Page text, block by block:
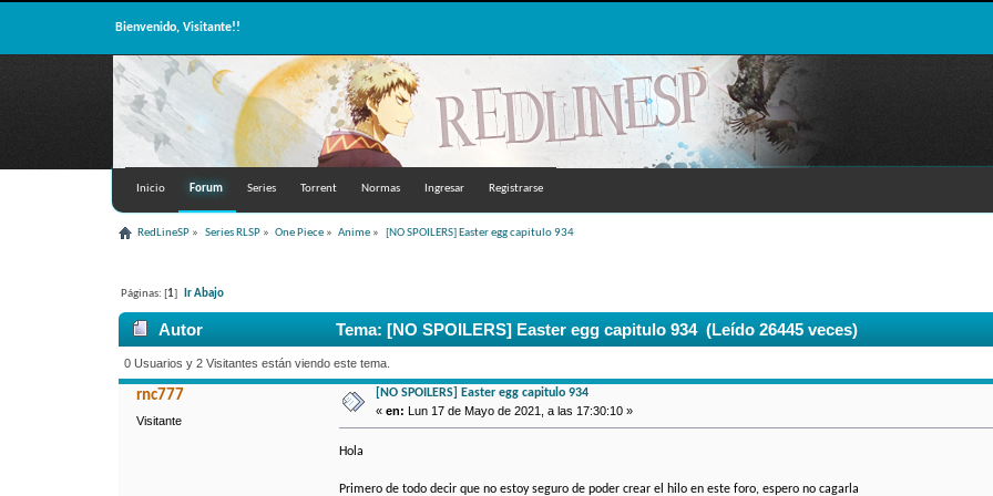
Bienvenido, Visitante!!
Inicio Forum Series Torrent Normas Ingresar Registrarse
RedLineSP » Series RLSP» One Piece » Anime » [NO SPOILERS] Easter egg capitulo 934
Páginas: [ 1 ]Ir Abajo
Autor Tema: [NO SPOILERS] Easter egg capitulo 934 (Leído 26445 veces)
0 Usuarios y 2 Visitantes están viendo este tema.
rnc777
Visitante
[NO SPOILERS] Easter egg capitulo 934
« en: Lun 17 de Mayo de 2021, a las 17:30:10 »
Hola
Primero de todo decir que no estoy seguro de poder crear el hilo en este foro, espero no cagarla